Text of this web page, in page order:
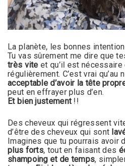
La planète, les bonnes
Tu vas sûrement me dire que
très vite et qu’il est
régulièrement. C’est vrai qu’au
acceptable d’avoir la tête
peut en effrayer plus d’en.
Et bien justement!!
Des cheveux qui régressent
d’être des cheveux qui sont
Imagines que tu pourrais avoir
plus forts, tout en faisant des
shampoing et de temps,